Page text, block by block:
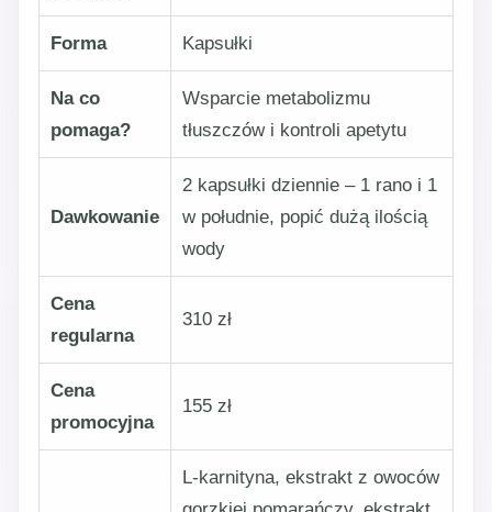
Forma Kapsułki
Na co
pomaga?
Wsparcie metabolizmu
tłuszczów i kontroli apetytu
Dawkowanie
2 kapsułki dziennie – 1 rano i 1
w południe, popić dużą ilością
wody
Cena
regularna
310 zł
Cena
promocyjna
155 zł
L-karnityna, ekstrakt z owoców